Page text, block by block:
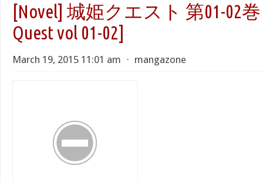
[Novel] 城姫クエスト 第01-02巻
Quest vol 01-02]
March 19, 2015 11:01 am ⋅ mangazone